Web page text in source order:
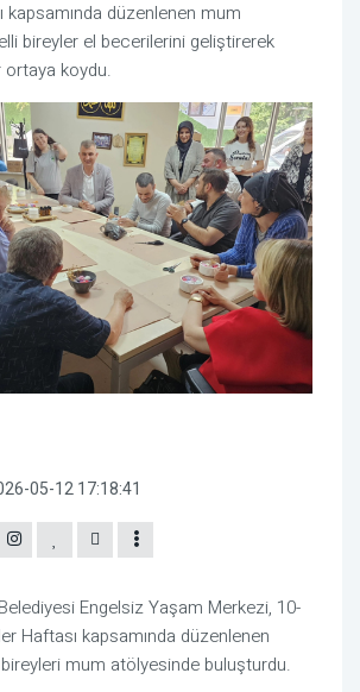
kapsamında düzenlenen mum
bireyler el becerilerini geliştirerek
ortaya koydu.
05-12 17:18:41
Engelsiz Yaşam Merkezi, 10-
Haftası kapsamında düzenlenen
mum atölyesinde buluşturdu.